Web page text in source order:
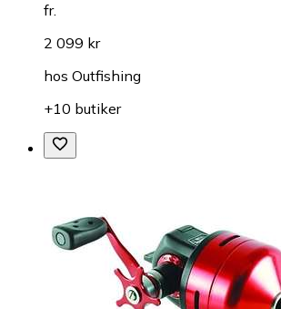
fr.
2 099 kr
hos Outfishing
+10 butiker